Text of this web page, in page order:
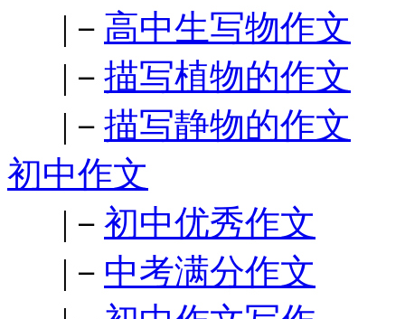
|－ 高中生写物作文
|－ 描写植物的作文
|－ 描写静物的作文
初中作文
|－ 初中优秀作文
|－ 中考满分作文